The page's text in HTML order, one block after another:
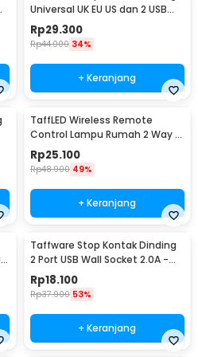
digunakan untuk sesi inspeksi
daya eksternal, membuat
di lokasi tanpa akses listrik
di area terpencil.
pembelian produk ini:
LCD Display EU Plug Voice
Universal UK EU US dan 2 USB
Port - ATH1
Rp29.300
Rp44.000 34%
+ Keranjang
TaffLED Wireless Remote
Control Lampu Rumah 2 Way -
YAM802
Rp25.100
Rp48.900 49%
+ Keranjang
Taffware Stop Kontak Dinding
2 Port USB Wall Socket 2.0A -
ES-USB-2
Rp18.100
Rp37.900 53%
+ Keranjang